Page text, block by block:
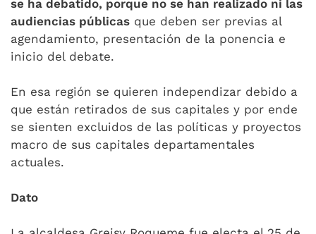
se ha debatido, porque no se han realizado ni las
audiencias públicas que deben ser previas al
agendamiento, presentación de la ponencia e
inicio del debate.
En esa región se quieren independizar debido a
que están retirados de sus capitales y por ende
se sienten excluidos de las políticas y proyectos
macro de sus capitales departamentales
actuales.
Dato